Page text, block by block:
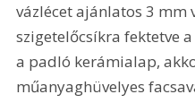
vázlécet ajánlatos 3 mm
szigetelőcsíkra fektetve
a padló kerámialap,
műanyaghüvelyes